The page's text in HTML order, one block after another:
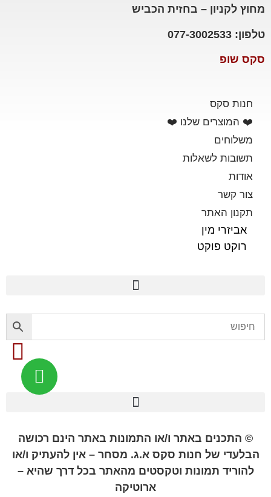
מחוץ לקניון – בחזית הכביש
טלפון: 077-3002533
סקס שופ
חנות סקס
❤️ המוצרים שלנו ❤️
משלוחים
תשובות לשאלות
אודות
צור קשר
תקנון האתר
אביזרי מין
רוקט פוקט
© התכנים באתר ו/או התמונות באתר הינם רכושה
הבלעדי של חנות סקס א.ג. מסחר – אין להעתיק ו/או
להוריד תמונות וטקסטים מהאתר בכל דרך שהיא –
ארוטיקה